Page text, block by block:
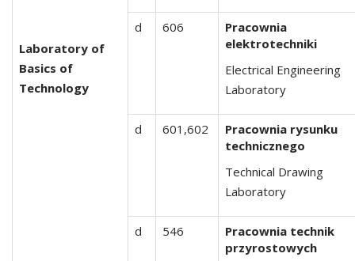
Laboratory of
Basics of
Technology
d 606
Pracownia
elektrotechniki
Electrical Engineering
Laboratory
d 601,602
Pracownia rysunku
technicznego
Technical Drawing
Laboratory
d 546
Pracownia technik
przyrostowych